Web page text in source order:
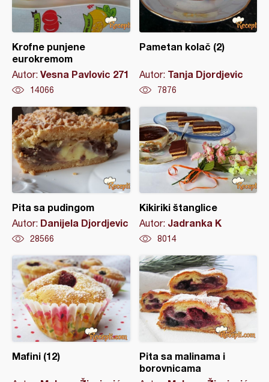
Krofne punjene
eurokremom
Autor: Vesna Pavlovic 271
14066
Pametan kolač (2)
Autor: Tanja Djordjevic
7876
Pita sa pudingom
Autor: Danijela Djordjevic
28566
Kikiriki štanglice
Autor: Jadranka K
8014
Mafini (12)
Pita sa malinama i
borovnicama